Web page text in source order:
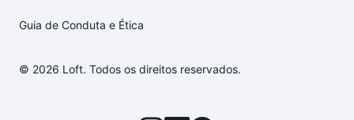
Guia de Conduta e Ética
© 2026 Loft. Todos os direitos reservados.